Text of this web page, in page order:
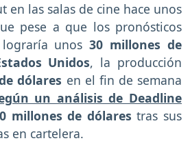
en las salas de cine hace unos
pese a que los pronósticos
lograría unos30 millones de
Unidos, la producción
dólares en el fin de semana
un análisis de Deadline
millones de dólares tras sus
en cartelera.